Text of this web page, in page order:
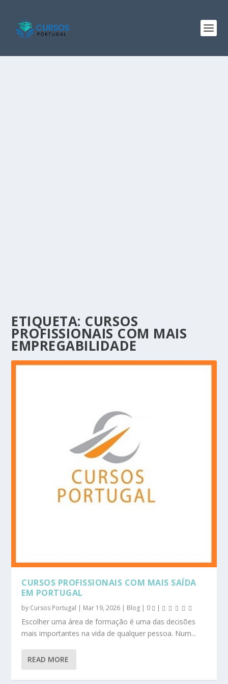
ETIQUETA: CURSOS
PROFISSIONAIS COM MAIS
EMPREGABILIDADE
CURSOS PROFISSIONAIS COM MAIS SAÍDA
EM PORTUGAL
by Cursos Portugal | Mar 19, 2026 | Blog | 0 |
Escolher uma área de formação é uma das decisões
mais importantes na vida de qualquer pessoa. Num...
READ MORE